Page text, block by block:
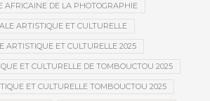
AFRICAINE DE LA PHOTOGRAPHIE
ARTISTIQUE ET CULTURELLE
ARTISTIQUE ET CULTURELLE 2025
ET CULTURELLE DE TOMBOUCTOU 2025
ET CULTURELLE TOMBOUCTOU 2025